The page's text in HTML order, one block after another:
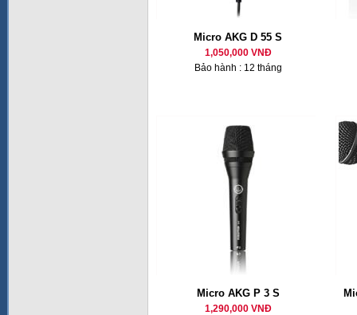
Micro AKG D 55 S
1,050,000 VNĐ
Bảo hành : 12 tháng
Micro AKG P 3 S
1,290,000 VNĐ